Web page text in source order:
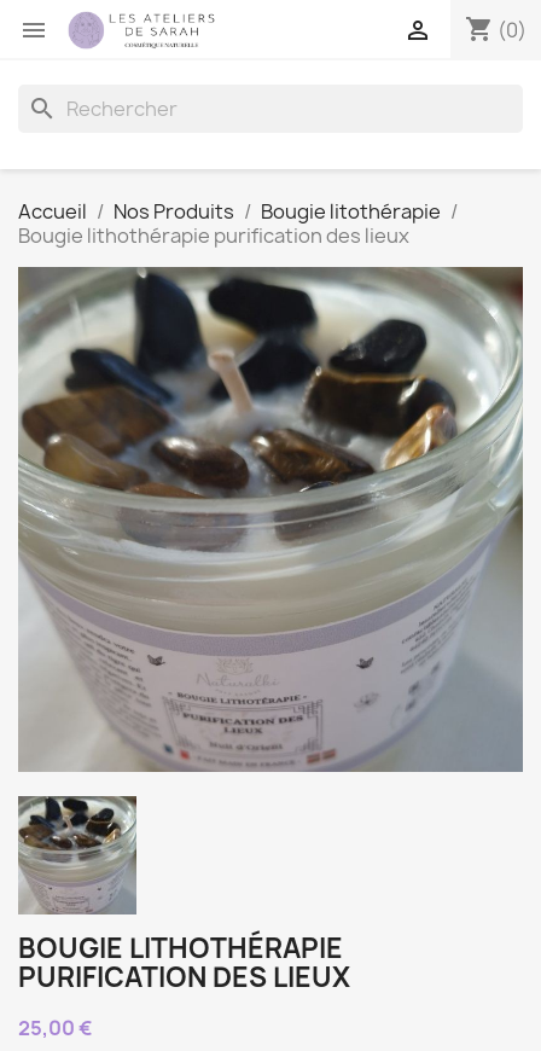
 shopping_cart (0)

search
Accueil Nos Produits
Bougie litothérapie
Bougie lithothérapie purification des lieux
BOUGIE LITHOTHÉRAPIE
PURIFICATION DES LIEUX
25,00 €